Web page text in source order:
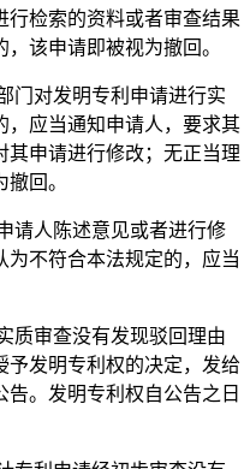
行检索的资料或者审查结果
该申请即被视为撤回。
门对发明专利申请进行实
，应当通知申请人，要求其
其申请进行修改；无正当理
回。
请人陈述意见或者进行修
为不符合本法规定的，应当
质审查没有发现驳回理由
予发明专利权的决定，发给
。发明专利权自公告之日